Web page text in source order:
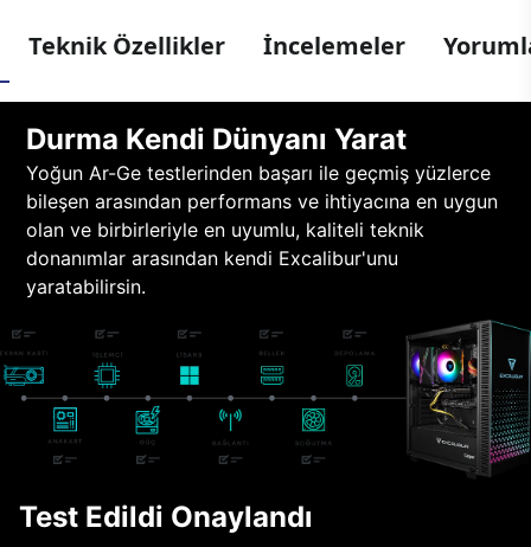
Teknik Özellikler İncelemeler
Durma Kendi Dünyanı Yarat
Yoğun Ar-Ge testlerinden başarı ile geçmiş yüzlerce
bileşen arasından performans ve ihtiyacına en uygun
olan ve birbirleriyle en uyumlu, kaliteli teknik
donanımlar arasından kendi Excalibur'unu
yaratabilirsin.
Test Edildi Onaylandı